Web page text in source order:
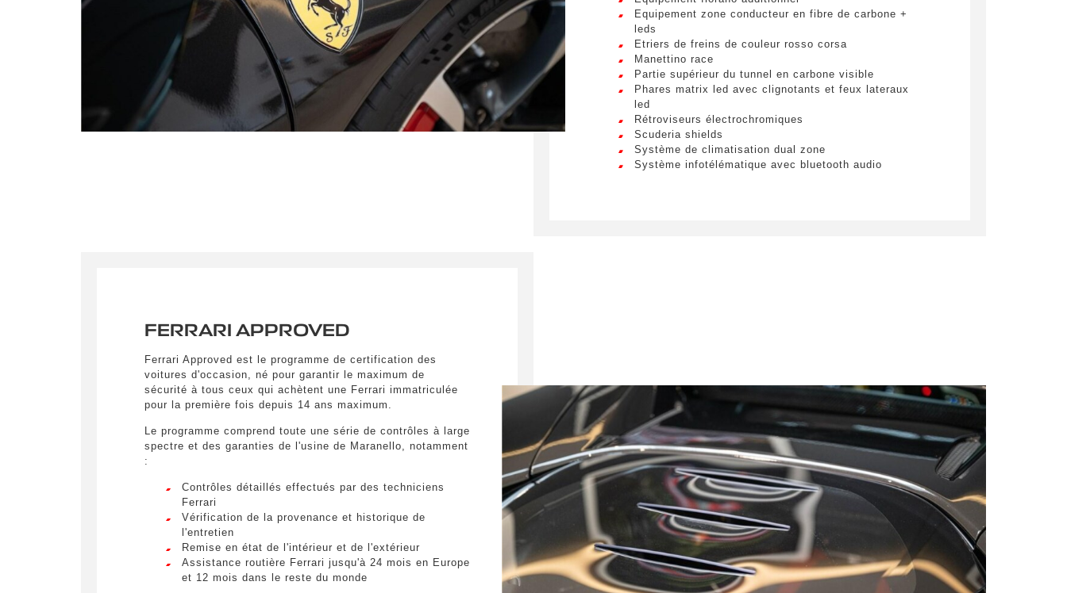
Votre message
En soumettant ce formulaire, j'accepte que les informations saisies soient exploitées
ultricies. Mauris et malesuada augue.
Equipement zone conducteur en fibre de carbone +
leds
Etriers de freins de couleur rosso corsa
Manettino race
Partie supérieur du tunnel en carbone visible
Phares matrix led avec clignotants et feux lateraux
led
Rétroviseurs électrochromiques
Scuderia shields
Système de climatisation dual zone
Système infotélématique avec bluetooth audio
FERRARI APPROVED
Ferrari Approved est le programme de certification des
voitures d'occasion, né pour garantir le maximum de
sécurité à tous ceux qui achètent une Ferrari immatriculée
pour la première fois depuis 14 ans maximum.
Le programme comprend toute une série de contrôles à large
spectre et des garanties de l'usine de Maranello, notamment
:
Contrôles détaillés effectués par des techniciens
Ferrari
Vérification de la provenance et historique de
l'entretien
Remise en état de l'intérieur et de l'extérieur
Assistance routière Ferrari jusqu'à 24 mois en Europe
et 12 mois dans le reste du monde